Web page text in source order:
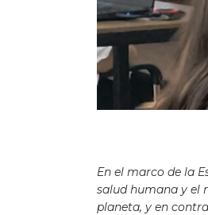
En el marco de la
salud humana y el
planeta, y en